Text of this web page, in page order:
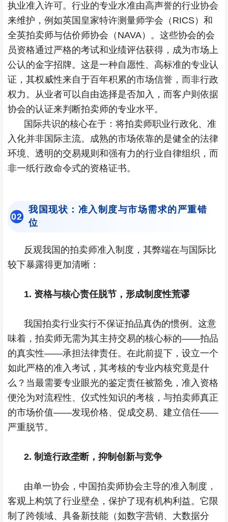
执业准入许可。行业的专业水准由高声誉的行业协会
来维护，例如英国皇家特许测量师学会（RICS）和
全英拍卖师与估价师协会（NAVA）。这些协会的会
员资格通过严格的考试和业绩评估获得，成为市场上
公认的金字招牌。这是一种自愿性、高标准的专业认
证，其权威性来自于百年积累的市场信誉，而非行政
权力。从业者可以自由选择是否加入，而客户则依据
协会的认证来判断拍卖师的专业水平。
国际共识的核心在于：将拍卖师职业行政化、准
入化并非国际主流。成熟的市场依靠的是健全的法律
环境、透明的交易规则和强有力的行业自律组织，而
非一纸行政命令式的资格证书。
02
我国现状：准入制度与市场需求的严重错
位
反观我国的拍卖师准入制度，其弊端在与国际比
较下暴露得更加清晰：
1. 资格与核心责任脱节，形成制度性荒谬
我国拍卖行业实行不保证拍品真伪的惯例。这意
味着，拍卖师无需为其主持交易的核心标的——拍品
的真实性——承担法律责任。在此前提下，设立一个
如此严格的准入考试，其考核的专业内核究竟是什
么？当最需要专业眼光的鉴定责任被豁免，准入资格
便沦为对流程性、仪式性知识的考核，与拍卖师真正
的市场价值——发现价格、促成交易、建立信任——
严重脱节。
2. 制造行政垄断，抑制创新与竞争
由单一协会，中国拍卖师协会主导的准入制度，
客观上构筑了行业壁垒，保护了现有机构利益。它限
制了跨领域、具备新技能（如数字营销、大数据分